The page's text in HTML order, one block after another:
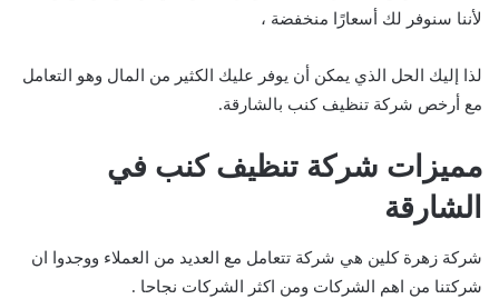
لأننا سنوفر لك أسعارًا منخفضة ،
لذا إليك الحل الذي يمكن أن يوفر عليك الكثير من المال وهو التعامل
مع أرخص شركة تنظيف كنب بالشارقة.
مميزات شركة تنظيف كنب في
الشارقة
شركة زهرة كلين هي شركة تتعامل مع العديد من العملاء ووجدوا ان
شركتنا من اهم الشركات ومن اكثر الشركات نجاحا .